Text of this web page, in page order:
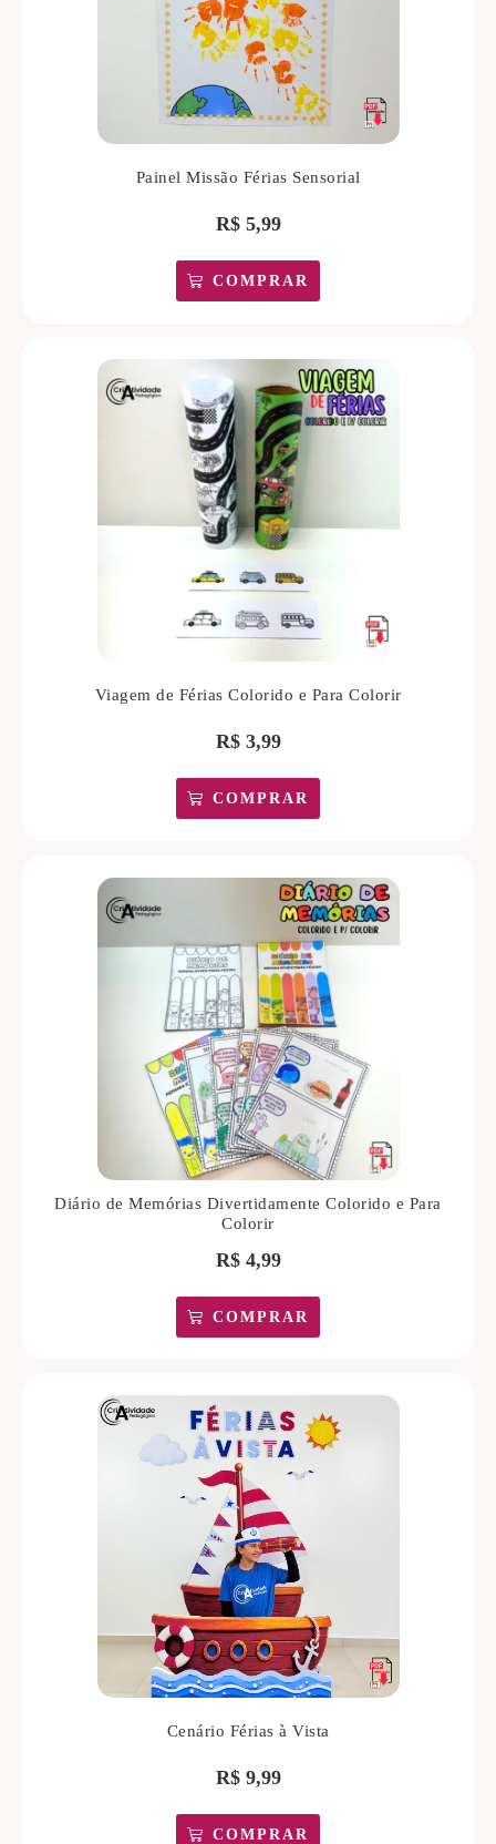
Painel Missão Férias Sensorial
R$5,99
COMPRAR
Viagem de Férias Colorido e Para Colorir
R$3,99
COMPRAR
Diário de Memórias Divertidamente Colorido e Para
Colorir
R$4,99
COMPRAR
Cenário Férias à Vista
R$9,99
COMPRAR